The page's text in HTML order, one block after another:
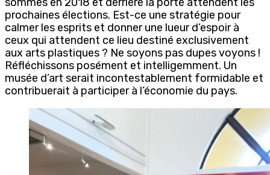
prochaines élections. Est-ce une stratégie pour
calmer les esprits et donner une lueur d’espoir à
ceux qui attendent ce lieu destiné exclusivement
aux arts plastiques ? Ne soyons pas dupes voyons !
Réfléchissons posément et intelligemment. Un
musée d’art serait incontestablement formidable et
contribuerait à participer à l’économie du pays.